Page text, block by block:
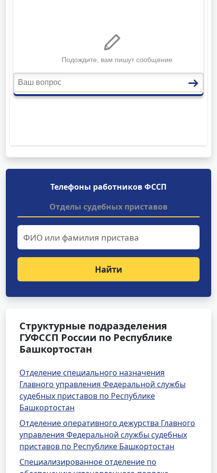
Телефоны работников ФССП
Отделы судебных приставов
Найти
Структурные подразделения
ГУФССП России по Республике
Башкортостан
Отделение специального назначения
Главного управления Федеральной службы
судебных приставов по Республике
Башкортостан
Отделение оперативного дежурства Главного
управления Федеральной службы судебных
приставов по Республике Башкортостан
Специализированное отделение по